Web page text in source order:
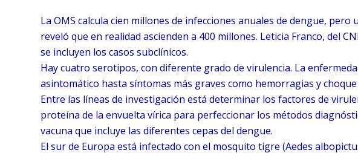
La OMS calcula cien millones de infecciones anuales de dengue,
reveló que en realidad ascienden a 400 millones. Leticia Franco, del
se incluyen los casos subclínicos.
Hay cuatro serotipos, con diferente grado de virulencia. La
asintomático hasta síntomas más graves como hemorragias y
Entre las líneas de investigación está determinar los factores de
proteína de la envuelta vírica para perfeccionar los métodos
vacuna que incluye las diferentes cepas del dengue.
El sur de Europa está infectado con el mosquito tigre (Aedes